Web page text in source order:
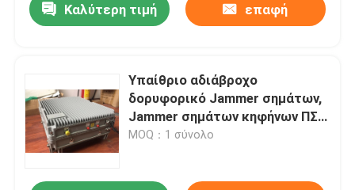
Καλύτερη τιμή επαφή
Υπαίθριο αδιάβροχο
δορυφορικό Jammer σημάτων,
Jammer σημάτων κηφήνων ΠΣΤ
αναλογική συσκευή
MOQ：1 σύνολο